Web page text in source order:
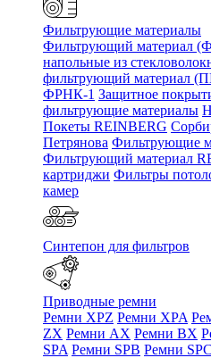
Фильтрующие материалы
Фильтрующий материал
напольные из
фильтрующий материал
ФРНК-1 Защитное
фильтрующие материалы
Покеты REINBERG
Петрянова Фильтрующие
Фильтрующий материал
картриджи Фильтры
камер
Синтепон для фильтров
Приводные ремни
Ремни XPZ Ремни XPA
ZX Ремни AX Ремни BX
SPA Ремни SPB Ремни SPC